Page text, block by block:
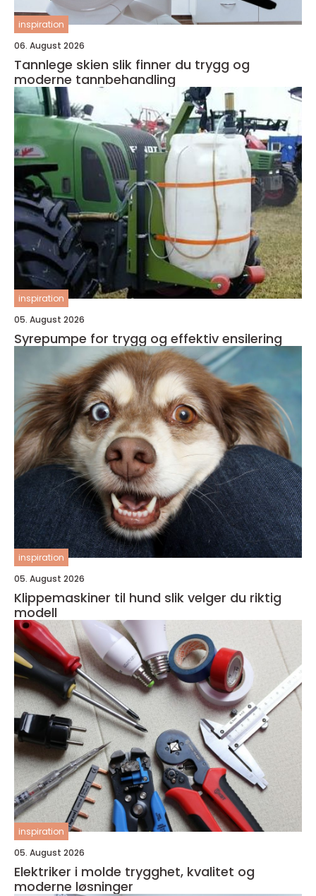
inspiration
06. August 2026
Tannlege skien slik finner du trygg og
moderne tannbehandling
inspiration
05. August 2026
Syrepumpe for trygg og effektiv ensilering
inspiration
05. August 2026
Klippemaskiner til hund slik velger du riktig
modell
inspiration
05. August 2026
Elektriker i molde trygghet, kvalitet og
moderne løsninger